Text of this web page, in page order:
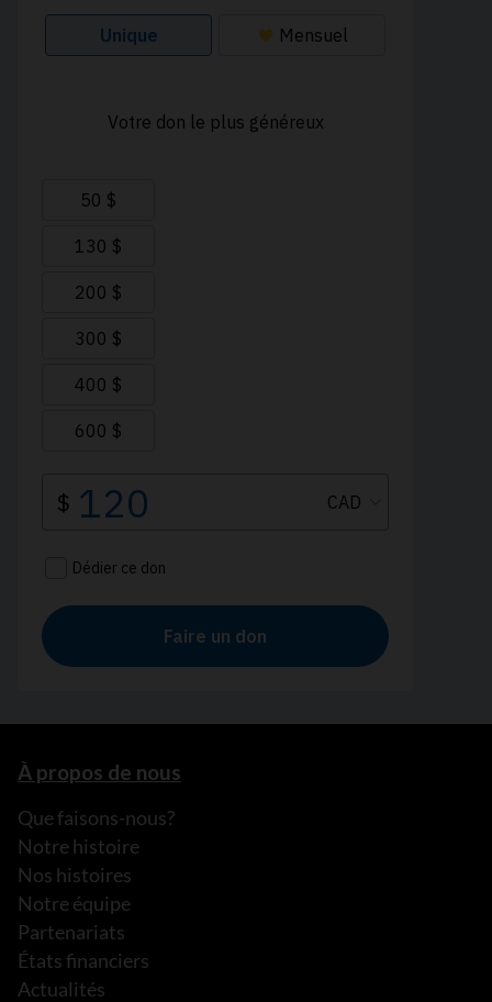
À propos de nous
Que faisons-nous?
Notre histoire
Nos histoires
Notre équipe
Partenariats
États financiers
Actualités